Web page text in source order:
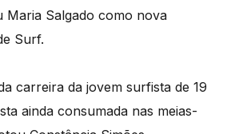
Maria Salgado como nova
Surf.
carreira da jovem surfista de 19
ainda consumada nas meias-